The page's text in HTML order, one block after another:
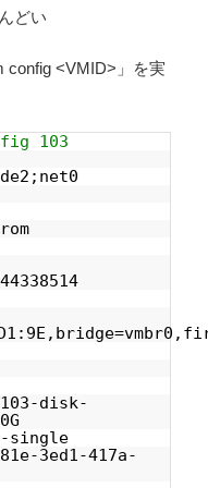
どい
config <VMID>」を実
103
disk-
single
3ed1-417a-